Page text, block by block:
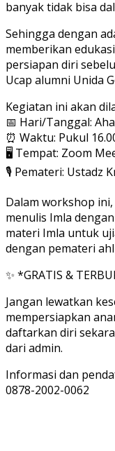
banyak tidak bisa
Sehingga dengan
memberikan
persiapan diri
Ucap alumni Unida
Kegiatan ini akan
📅 Hari/Tanggal:
⏰ Waktu: Pukul
🖥️ Tempat: Zoom
🎙️ Pemateri: Ustadz
Dalam workshop
menulis Imla
materi Imla untuk
dengan pemateri
✨ *GRATIS &
Jangan lewatkan
mempersiapkan
daftarkan diri
dari admin.
Informasi dan
0878-2002-0062